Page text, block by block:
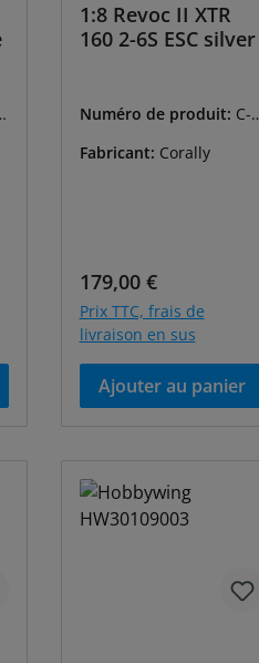
1:8 Revoc II XTR
160 2-6S ESC silver
Numéro de produit: C-5
Fabricant: Corally
Prix régulier :
179,00 €
Prix TTC, frais de
livraison en sus
Ajouter au panier